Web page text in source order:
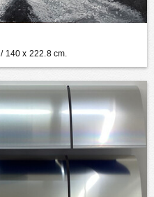
/ 140 x 222.8 cm.